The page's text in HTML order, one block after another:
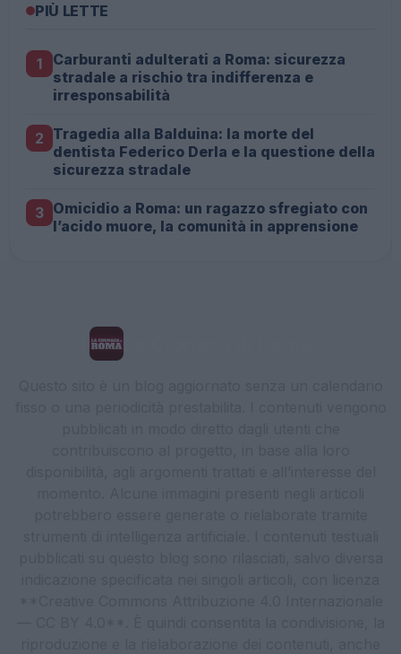
PIÙ LETTE
1
Carburanti adulterati a Roma: sicurezza
stradale a rischio tra indifferenza e
irresponsabilità
2 Tragedia alla Balduina: la morte del
dentista Federico Derla e la questione della
sicurezza stradale
3 Omicidio a Roma: un ragazzo sfregiato con
l’acido muore, la comunità in apprensione